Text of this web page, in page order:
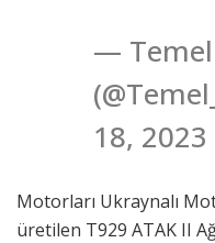
—
18, 2023
Motorları Ukraynalı
üretilen T929 ATAK II